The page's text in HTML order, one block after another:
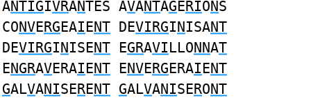
ANTIGIVRANTES AVANTAGERIONS
CONVERGEAIENT DEVIRGINISANT
DEVIRGINISENT EGRAVILLONNAT
ENGRAVERAIENT ENVERGERAIENT
GALVANISERENT GALVANISERONT